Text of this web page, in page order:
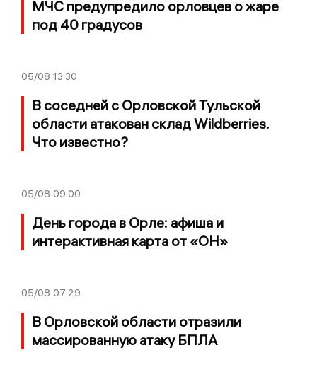
МЧС предупредило орловцев о жаре
под 40 градусов
05/08 13:30
В соседней с Орловской Тульской
области атакован склад Wildberries.
Что известно?
05/08 09:00
День города в Орле: афиша и
интерактивная карта от «ОН»
05/08 07:29
В Орловской области отразили
массированную атаку БПЛА